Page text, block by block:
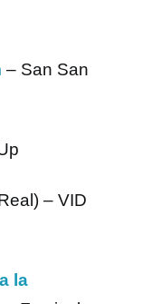
– San San
– VID
la